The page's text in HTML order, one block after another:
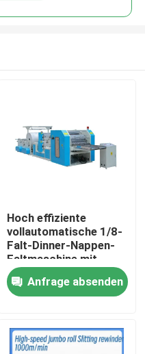
Hoch effiziente
vollautomatische 1/8-
Falt-Dinner-Nappen-
Faltmaschine mit
Vakuumpumpe
Anfrage absenden